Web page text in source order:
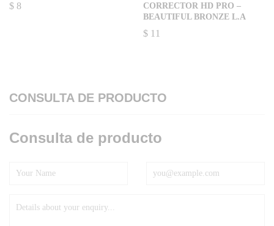
$ 8
CORRECTOR HD PRO –
BEAUTIFUL BRONZE L.A
$ 11
CONSULTA DE PRODUCTO
Consulta de producto